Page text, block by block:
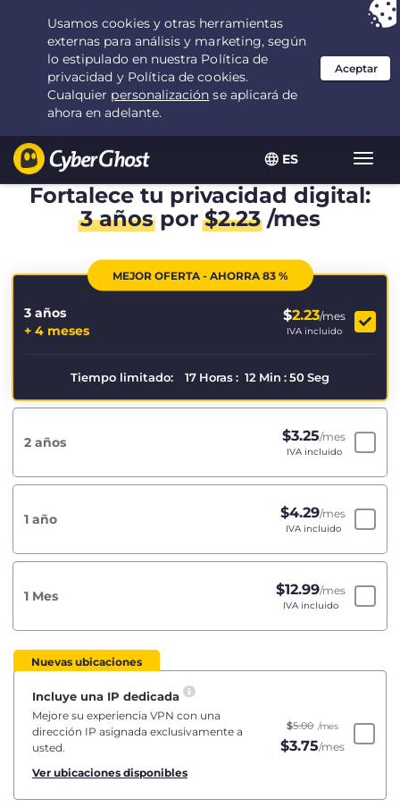
ES
Tu elección:la mejor ofertadurante 3.3333333333333 años por $
2.23 /mes
Fortalece tu privacidad digital:
3 añospor$2.23/mes
MEJOR OFERTA - AHORRA 83 %
3 años
+ 4 meses
$2.23/mes
IVA incluido
Tiempo limitado: 17 Horas: 12 Min :50Seg
2 años $3.25/mes
IVA incluido
1 año $4.29/mes
IVA incluido
1 Mes $12.99/mes
IVA incluido
Nuevas ubicaciones
Incluye una IP dedicada
Mejore su experiencia VPN con una
dirección IP asignada exclusivamente a
usted.
Ver ubicaciones disponibles
$5.00 /mes
$3.75/mes